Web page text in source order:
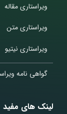
ویراستاری مقاله
ویراستاری متن
ویراستاری نیتیو
گواهی نامه
لینک های مفید